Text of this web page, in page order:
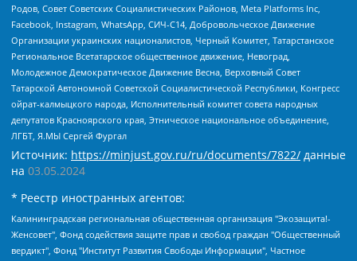
Родов, Совет Советских Социалистических Районов, Meta Platforms Inc,
Facebook, Instagram, WhatsApp, СИЧ-С14, Добровольческое Движение
Организации украинских националистов, Черный Комитет, Татарстанское
Региональное Всетатарское общественное движение, Невоград,
Молодежное Демократическое Движение Весна, Верховный Совет
Татарской Автономной Советской Социалистической Республики, Конгресс
ойрат-калмыцкого народа, Исполнительный комитет совета народных
депутатов Красноярского края, Этническое национальное объединение,
ЛГБТ, Я.МЫ Сергей Фургал
Источник: https://minjust.gov.ru/ru/documents/7822/ данные
на 03.05.2024
* Реестр иностранных агентов:
Калининградская региональная общественная организация "Экозащита!-Женсовет", Фонд содействия защите прав и свобод граждан "Общественный вердикт", Фонд "Институт Развития Свободы Информации", Частное учреждение "Информационное агентство МЕМО. РУ", Региональная общественная организация "Общественная комиссия по сохранению наследия академика Сахарова", Фонд поддержки свободы прессы, Санкт-Петербургская общественная правозащитная организация "Гражданский контроль", Межрегиональная общественная организация "Информационно-просветительский центр "Мемориал", Региональный Фонд "Центр Защиты Прав Средств Массовой Информации", с 05.12.2023 Фонд "Центр Защиты Прав Средств массовой информации", Региональная общественная благотворительная организация помощи беженцам и мигрантам "Гражданское содействие", Негосударственное образовательное учреждение дополнительного профессионального образования (повышение квалификации) специалистов "АКАДЕМИЯ ПО ПРАВАМ ЧЕЛОВЕКА", Свердловская региональная общественная организация "Сутяжник", Автономная некоммерческая организация "Центр независимых социологических исследований", Союз общественных объединений "Российский исследовательский центр по правам человека", Региональное общественное учреждение научно-информационный центр "МЕМОРИАЛ", Некоммерческая организация "Фонд защиты гласности", Автономная некоммерческая организация "Институт прав человека", Городская общественная организация "Екатеринбургское общество "МЕМОРИАЛ", Городская общественная организация "Рязанское историко-просветительское и правозащитное общество "Мемориал" (Рязанский Мемориал), Челябинский региональный орган общественной самодеятельности – женское общественное объединение "Женщины Евразии", Челябинский региональный орган общественной самодеятельности "Уральская правозащитная группа", Фонд содействия защите здоровья и социальной справедливости имени Андрея Рылькова, Автономная Некоммерческая Организация "Аналитический Центр Юрия Левады", Автономная некоммерческая организация социальной поддержки населения "Проект Апрель", Региональная общественная организация помощи женщинам и детям, находящимся в кризисной ситуации "Информационно-методический центр "Анна", Фонд содействия развитию массовых коммуникаций и правовому просвещению "Так-так-Так", Фонд содействия устойчивому развитию "Серебряная тайга", Свердловский региональный общественный фонд социальных проектов "Новое время", "Idel.Реалии", Кавказ.Реалии, Крым.Реалии, Телеканал Настоящее Время, Татаро-башкирская служба Радио Свобода (Azatliq Radiosi), Радио Свободная Европа/Радио Свобода (PCE/PC), "Сибирь.Реалии", "Фактограф", Благотворительный фонд помощи осужденным и их семьям, Автономная некоммерческая организация "Институт глобализации и социальных движений", Фонд "В защиту прав заключенных", Частное учреждение "Центр поддержки и содействия развитию средств массовой информации", Пензенский региональный общественный благотворительный фонд "Гражданский союз", "Север.Реалии", Некоммерческая организация Фонд "Правовая инициатива", Общество с ограниченной ответственностью "Радио Свободная Европа/Радио Свобода", Чешское информационное агентство "MEDIUM-ORIENT", Красноярская региональная общественная организация "Мы против СПИДа", Камалягин Денис Николаевич, Маркелов Сергей Евгеньевич, Пономарев Лев Александрович, Савицкая Людмила Алексеевна, Автономная некоммерческая организация "Центр по работе с проблемой насилия "НАСИЛИЮ.НЕТ", Межрегиональный профессиональный союз работников здравоохранения "Альянс врачей", Юридическое лицо, зарегистрированное в Латвийской Республике, SIA "Medusa Project" (регистрационный номер 40103797863, дата регистрации 10.06.2014), Некоммерческая организация "Фонд по борьбе с коррупцией", Автономная некоммерческая организация "Институт права и публичной политики", Баданин Роман Сергеевич, Гликин Максим Александрович, Железнова Мария Михайловна, Лукьянова Юлия Сергеевна, Маетная Елизавета Витальевна, Маняхин Петр Борисович, Чуракова Ольга Владимировна, Ярош Юлия Петровна, Юридическое лицо "The Insider SIA", зарегистрированное в Риге, Латвийская Республика (дата регистрации 26.06.2015), являющееся администратором доменного имени интернет-издания "The Insider SIA", https://theins.ru, Постернак Алексей Евгеньевич, Рубин Михаил Аркадьевич, Анин Роман Александрович, Юридическое лицо Istories fonds, зарегистрированное в Латвийской Республике (регистрационный номер 50008295751, дата регистрации 24.02.2020), Великовский Дмитрий Александрович, Долинина Ирина Николаевна, Мароховская Алеся Алексеевна, Шлейнов Роман Юрьевич, Шмагун Олеся Валентиновна, Общество с ограниченной ответственностью "Альтаир 2021", Общество с ограниченной ответственностью "Вега 2021", Общество с ограниченной ответственностью "Главный редактор 2021", Общество с ограниченной ответственностью "Ромашки монолит", Важенков Артем Валерьевич, Ивановская областная общественная организация "Центр гендерных исследований", Гурман Юрий Альбертович, Медиапроект "ОВД-Инфо", Егоров Владимир Владимирович, Жилинский Владимир Александрович, Общество с ограниченной ответственностью "ЗП", Иванова София Юрьевна, Карезина Инна Павловна, Кильтау Екатерина Викторовна, Петров Алексей Викторович, Пискунов Сергей Евгеньевич, Смирнов Сергей Сергеевич, Тихонов Михаил Сергеевич, Общество с ограниченной ответственностью "ЖУРНАЛИСТ-ИНОСТРАННЫЙ АГЕНТ", Арапова Галина Юрьевна, Вольтская Татьяна Анатольевна, Американская компания "Mason G.E.S. Anonymous Foundation" (США), являющаяся владельцем интернет-издания https://mnews.world/, Компания "Stichting Bellingcat", зарегистрированная в Нидерландах (дата регистрации 11.07.2018), Захаров Андрей Вячеславович, Клепиковская Екатерина Дмитриевна, Общество с ограниченной ответственностью "МЕМО", Перл Роман Александрович, Симонов Евгений Алексеевич, Соловьева Елена Анатольевна, Сотников Даниил Владимирович, Сурначева Елизавета Дмитриевна, Автономная некоммерческая организация по защите прав человека и информированию населения "Якутия – Наше Мнение", Общество с ограниченной ответственностью "Москоу диджитал медиа", с 26.01.2023 Общество с ограниченной ответственностью "Чайка Белые сады", Ветошкина Валерия Валерьевна, Заговора Максим Александрович, Межрегиональное общественное движение "Российская ЛГБТ - сеть", Оленичев Максим Владимирович, Павлов Иван Юрьевич, Скворцова Елена Сергеевна, Общество с ограниченной ответственностью "Как бы инагент", Кочетков Игорь Викторович, Общество с ограниченной ответственностью "Честные выборы", Еланчик Олег Александрович, Общество с ограниченной ответственностью "Нобелевский призыв", Гималова Регина Эмилевна, Григорьев Андрей Валерьевич, Григорьева Алина Александровна, Ассоциация по содействию защите прав призывников, альтернативнослужащих и военнослужащих "Правозащитная группа "Гражданин.Армия.Право", Хисамова Регина Фаритовна, Автономная некоммерческая организация по реализации социально-правовых программ "Лилит", Дальневосточное общественное движение "Маяк", Санкт-Петербургская ЛГБТ-инициативная группа "Выход", Инициативная группа ЛГБТ+ "Реверс", Алексеев Андрей Викторович, Бекбулатова Таисия Львовна, Беляев Иван Михайлович, Владыкина Елена Сергеевна, Гельман Марат Александрович, Никульшина Вероника Юрьевна, Толоконникова Надежда Андреевна, Шендерович Виктор Анатольевич, Общество с ограниченной ответственностью "Данное сообщение", Общество с ограниченной ответственностью Издательский дом "Новая глава", Айнбиндер Александра Александровна, Московский комьюнити-центр для ЛГБТ+инициатив, Благотворительный фонд развития филантропии, Deutsche Welle (Германия, Kurt-Schumacher-Strasse 3, 53113 Bonn), Борзунова Мария Михайловна, Воробьев Виктор Викторович, Голубева Анна Львовна, Константинова Алла Михайловна, Малкова Ирина Владимировна, Мурадов Мурад Абдулгалимович, Осетинская Елизавета Николаевна, Понасенков Евгений Николаевич, Ганапольский Матвей Юрьевич, Киселев Евгений Алексеевич, Борухович Ирина Григорьевна, Дремин Иван Тимофеевич, Дубровский Дмитрий Викторович, Красноярская региональная общественная организация поддержки и развития альтернативных образовательных технологий и межкультурных коммуникаций "ИНТЕРРА", Маяковская Екатерина Алексеевна, Фейгин Марк Захарович, Филимонов Андрей Викторович, Дзугкоева Регина Николаевна, Доброхотов Роман Александрович, Дудь Юрий Александрович, Елкин Сергей Владимирович, Кругликов Кирилл Игоревич, Сабунаева Мария Леонидовна, Семенов Алексей Владимирович, Шаинян Карен Багратович, Шульман Екатерина Михайловна, Асафьев Артур Валерьевич, Вахштайн Виктор Семенович, Венедиктов Алексей Алексеевич, Лушникова Екатерина Евгеньевна, Волков Леонид Михайлович, Невзоров Александр Глебович, Пархоменко Сергей Борисович, Сироткин Ярослав Николаевич, Кара-Мурза Владимир Владимирович, Баранова Наталья Владимировна, Гозман Леонид Яковлевич, Кагарлицкий Борис Юльевич, Климарев Михаил Валерьевич, Милов Владимир Станиславович, Автономная некоммерческая организация Краснодарский центр современного искусства "Типография", Моргенштерн Алишер Тагирович, Соболь Любовь Эдуардовна, Общество с ограниченной ответственностью "ЛИЗА НОРМ", Каспаров Гарри Кимович, Ходорковский Михаил Борисович, Общество с ограниченной ответственностью "Апрельские тезисы", Данилович Ирина Брониславовна, Кашин Олег Владимирович, Петров Николай Владимирович, Пивоваров Алексей Владимирович, Соколов Михаил Владимирович, Цветкова Юлия Владимировна, Чичваркин Евгений Александрович, Комитет против пыток/Команда против пыток, Общество с ограниченной ответственностью "Первый научный", Общество с ограниченной ответственностью "Вертолет и ко", Белоцерковская Вероника Борисовна, Кац Максим Евгеньевич, Лазарева Татьяна Юрьевна, Шаведдинов Руслан Табризович, Яшин Илья Валерьевич, Общество с ограниченной ответственностью "Иноагент ААВ", Алешковский Дмитрий Петрович, Альбац Евгения Марковна, Быков Дмитрий Львович, Галямина Юлия Евгеньевна, Лойко Сергей Леонидович, Мартынов Кирилл Константинович, Медведев Сергей Александрович, Крашенинников Федор Геннадиевич, Гордеева Катерина Вл